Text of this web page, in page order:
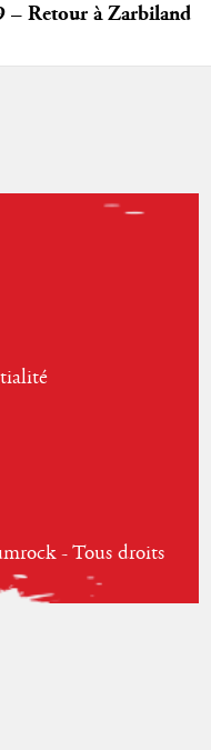
– Retour à Zarbiland
- Tous droits